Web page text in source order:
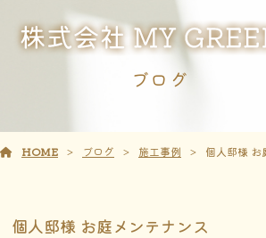
ブログ
HOME ブログ 施工事例 個人邸様 お
個人邸様 お庭メンテナンス